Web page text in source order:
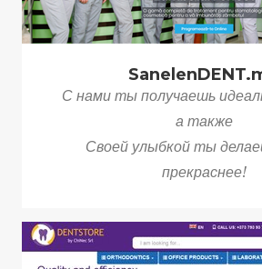
С нами ты получаешь
а также
Своей улыбкой ты
прекраснее!